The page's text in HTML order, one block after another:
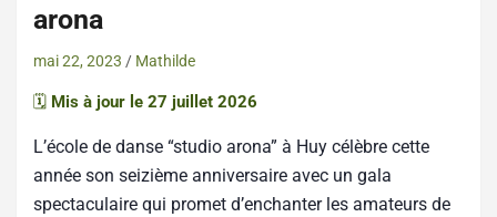
arona
mai 22, 2023 Mathilde
🗓️ Mis à jour le 27 juillet 2026
L’école de danse “studio arona” à Huy célèbre cette
année son seizième anniversaire avec un gala
spectaculaire qui promet d’enchanter les amateurs de